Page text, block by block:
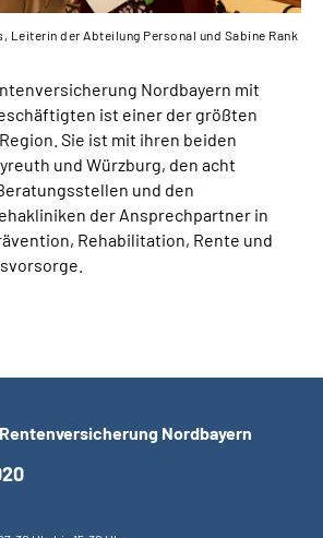
Leiterin der Abteilung Personal und Sabine Rank
Nordbayern mit
ist einer der größten
Sie ist mit ihren beiden
und Würzburg, den acht
und den
der Ansprechpartner in
Rehabilitation, Rente und
Nordbayern